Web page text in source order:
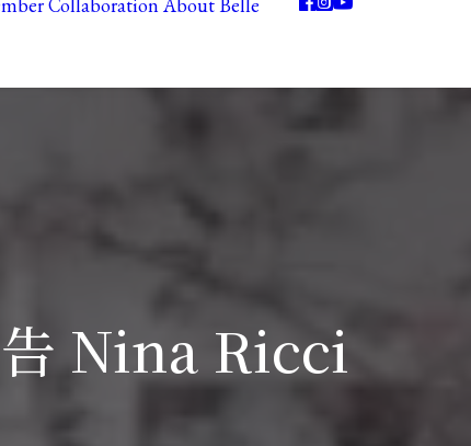
Collaboration About Belle
Nina Ricci